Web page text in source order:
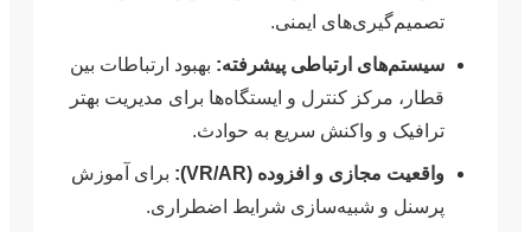
تصمیم‌گیری‌های ایمنی.
سیستم‌های ارتباطی پیشرفته: بهبود ارتباطات بین
قطار، مرکز کنترل و ایستگاه‌ها برای مدیریت بهتر
ترافیک و واکنش سریع به حوادث.
واقعیت مجازی و افزوده (VR/AR):
برای آموزش
پرسنل و شبیه‌سازی شرایط اضطراری.